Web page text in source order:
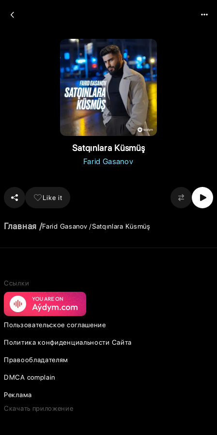
Satqınlara Küsmüş
Farid Gasanov
Like it
Главная Farid Gasanov Satqınlara Küsmüş
Ссылки
Пользовательское соглашение
Политика конфиденциальности Сайта
Правообладателям
DMCA complain
Реклама
Скачать приложение